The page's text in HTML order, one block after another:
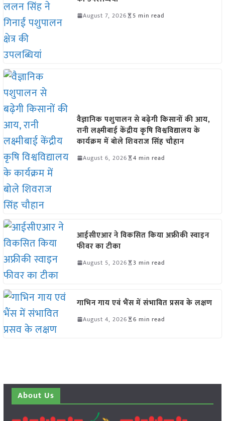
August 7, 2026 5 min read
वैज्ञानिक पशुपालन से बढ़ेगी किसानों की आय,
रानी लक्ष्मीबाई केंद्रीय कृषि विश्वविद्यालय के
कार्यक्रम में बोले शिवराज सिंह चौहान
August 6, 2026 4 min read
आईसीएआर ने विकसित किया अफ्रीकी स्वाइन
फीवर का टीका
August 5, 2026 3 min read
गाभिन गाय एवं भैंस में संभावित प्रसव के लक्षण
August 4, 2026 6 min read
About Us